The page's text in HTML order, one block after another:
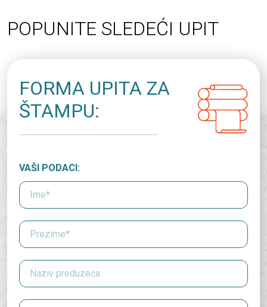
POPUNITE SLEDEĆI UPIT
FORMA UPITA ZA
ŠTAMPU:
VAŠI PODACI: